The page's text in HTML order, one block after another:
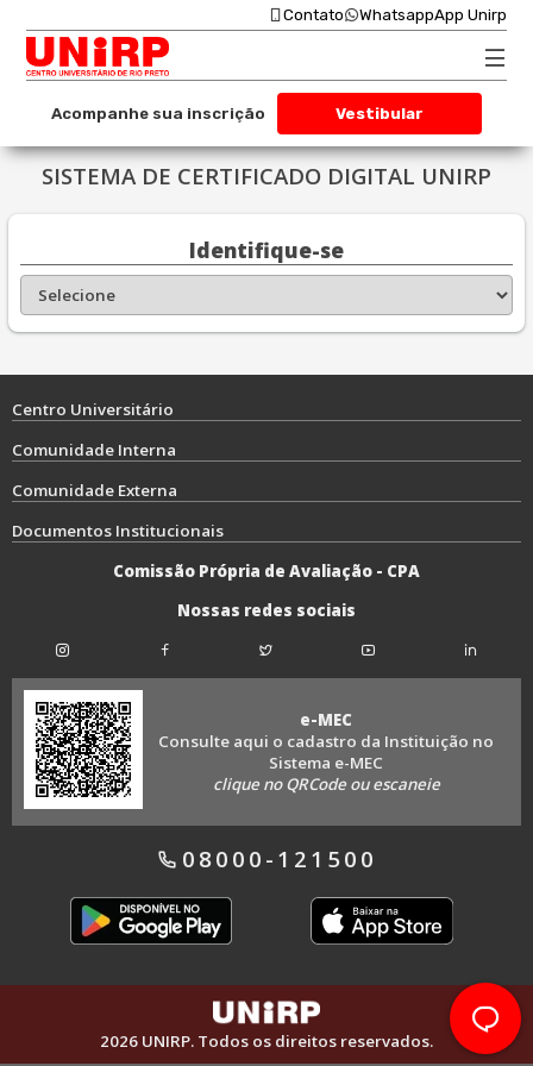
Contato WhatsappApp Unirp
Acompanhe sua inscrição Vestibular
SISTEMA DE CERTIFICADO DIGITAL UNIRP
Identifique-se
Centro Universitário
Comunidade Interna
Comunidade Externa
Documentos Institucionais
Comissão Própria de Avaliação - CPA
Nossas redes sociais
e-MEC
Consulte aqui o cadastro da Instituição no
Sistema e-MEC
clique no QRCode ou escaneie
08000-121500
2026 UNIRP. Todos os direitos reservados.